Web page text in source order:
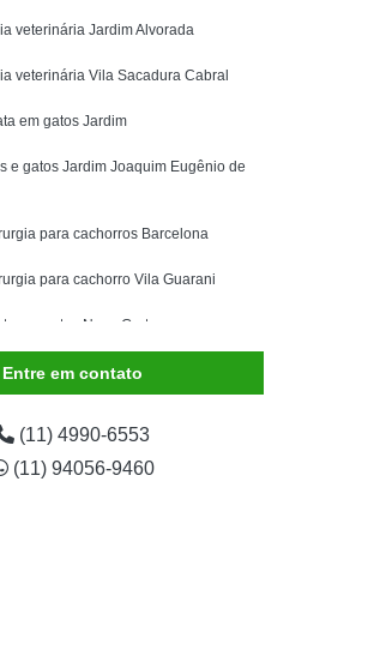
para Animais
para Animais
para Animais
Animais
São Caetano
São Caetano
para Cães
veterinária Jardim Alvorada
veterinária Vila Sacadura Cabral
em gatos Jardim
e gatos Jardim Joaquim Eugênio de
para cachorros Barcelona
para cachorro Vila Guarani
em gatos Nova Gerty
Entre em contato
(11) 4990-6553
(11) 94056-9460